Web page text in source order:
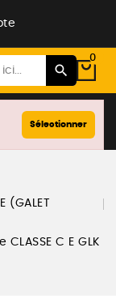
0
Sélectionner
(GALET
C E GLK